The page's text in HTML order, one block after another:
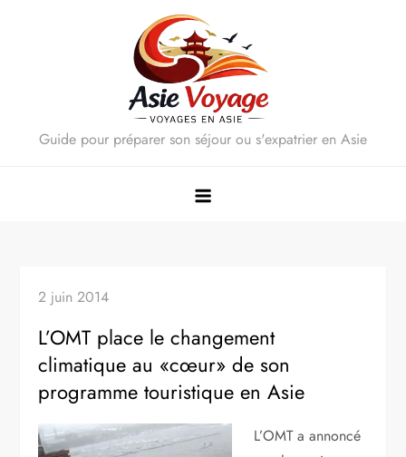
Guide pour préparer son séjour ou s'expatrier en Asie
2 juin 2014
L’OMT place le changement
climatique au «cœur» de son
programme touristique en Asie
L’OMT a annoncé